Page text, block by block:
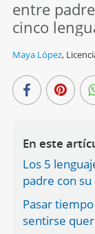
entre
cinco
Maya López,
En este
Los 5
padre con su
Pasar
sentirse